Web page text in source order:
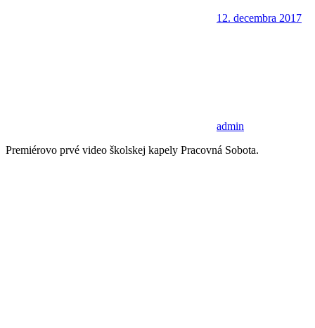
12. decembra 2017
admin
Premiérovo prvé video školskej kapely Pracovná Sobota.